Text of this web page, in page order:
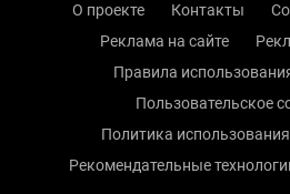
О проекте Контакты
Реклама на сайте
Правила
Пользовательское
Политика
Рекомендательные